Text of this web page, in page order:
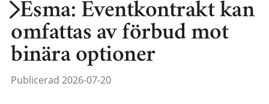
Esma: Eventkontrakt kan
omfattas av förbud mot
binära optioner
Publicerad 2026-07-20